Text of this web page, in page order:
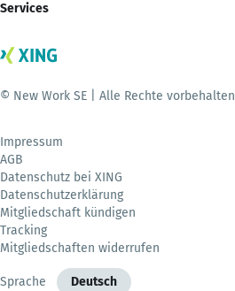
Services
© New Work SE | Alle Rechte vorbehalten
Impressum
AGB
Datenschutz bei XING
Datenschutzerklärung
Mitgliedschaft kündigen
Tracking
Mitgliedschaften widerrufen
Sprache Deutsch